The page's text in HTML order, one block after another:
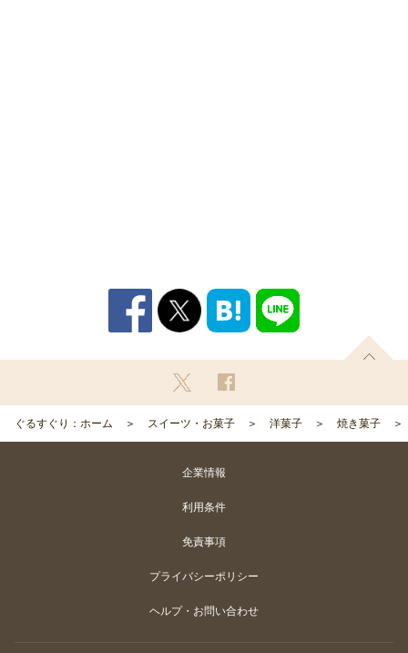
ぐるすぐり：ホーム スイーツ・お菓子 洋菓子 焼き菓子
企業情報
利用条件
免責事項
プライバシーポリシー
ヘルプ・お問い合わせ